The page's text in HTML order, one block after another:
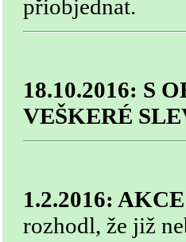
přiobjednat.
18.10.2016: S
VEŠKERÉ
1.2.2016:
rozhodl, že již